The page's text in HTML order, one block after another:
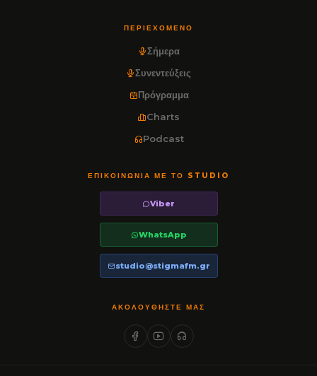
ΠΕΡΙΕΧΌΜΕΝΟ
Σήμερα
Συνεντεύξεις
Πρόγραμμα
Charts
Podcast
ΕΠΙΚΟΙΝΩΝΊΑ ΜΕ ΤΟ STUDIO
Viber
WhatsApp
studio@stigmafm.gr
ΑΚΟΛΟΥΘΉΣΤΕ ΜΑΣ